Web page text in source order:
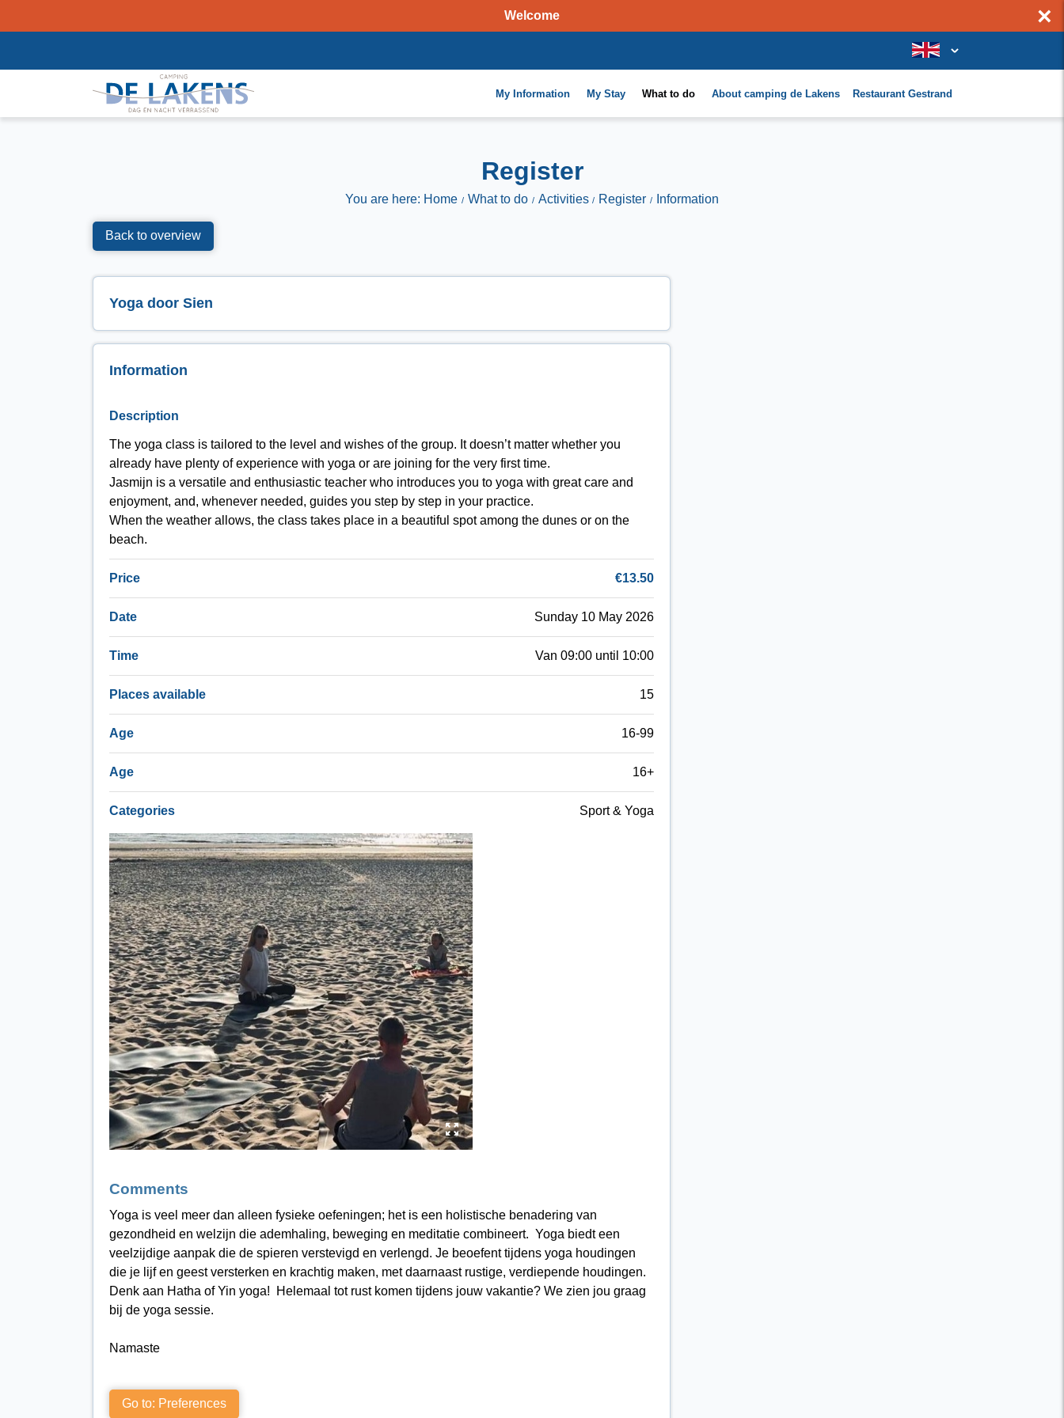
Welcome ×
My Information My Stay What to do About camping de Lakens Restaurant Gestrand
Register
You are here: Home What to do Activities Register Information
Back to overview
Yoga door Sien
Information
Description
The yoga class is tailored to the level and wishes of the group. It doesn’t matter whether you
already have plenty of experience with yoga or are joining for the very first time.
Jasmijn is a versatile and enthusiastic teacher who introduces you to yoga with great care and
enjoyment, and, whenever needed, guides you step by step in your practice.
When the weather allows, the class takes place in a beautiful spot among the dunes or on the
beach.
Price €13.50
Date Sunday 10 May 2026
Time Van 09:00 until 10:00
Places available 15
Age 16-99
Age 16+
Categories Sport & Yoga
y
Comments
Yoga is veel meer dan alleen fysieke oefeningen; het is een holistische benadering van
gezondheid en welzijn die ademhaling, beweging en meditatie combineert. Yoga biedt een
veelzijdige aanpak die de spieren verstevigd en verlengd. Je beoefent tijdens yoga houdingen
die je lijf en geest versterken en krachtig maken, met daarnaast rustige, verdiepende houdingen.
Denk aan Hatha of Yin yoga! Helemaal tot rust komen tijdens jouw vakantie? We zien jou graag
bij de yoga sessie.
Namaste
Go to: Preferences